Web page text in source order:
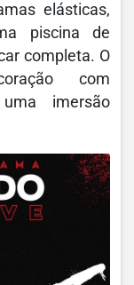
elásticas,
piscina de
completa. O
com
imersão